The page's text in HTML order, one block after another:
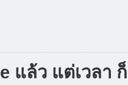
แล้ว แต่เวลา